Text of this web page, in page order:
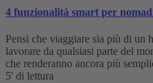
4 funzionalità smart per
Pensi che viaggiare sia più di un
lavorare da qualsiasi parte del
che renderanno ancora più
5' di lettura